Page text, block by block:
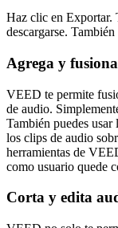
Haz clic en Exportar.
descargarse.
Agrega y
VEED te permite
de audio.
También puedes
los clips de audio
herramientas de
como usuario quede
Corta y edita